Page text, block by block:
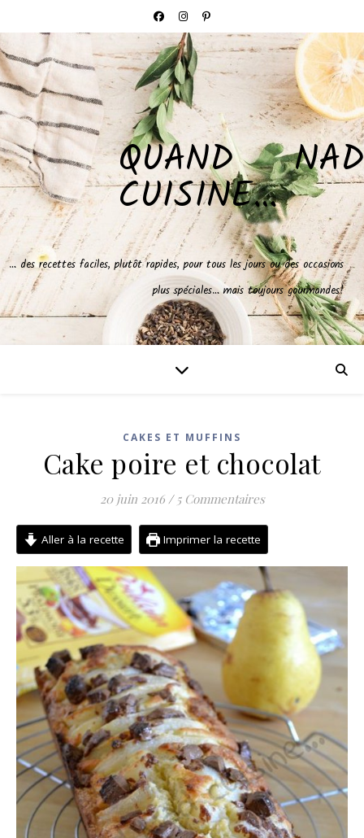
QUAND NAD
CUISINE…
… des recettes faciles, plutôt rapides, pour tous les jours ou des occasions
plus spéciales… mais toujours gourmandes!
CAKES ET MUFFINS
Cake poire et chocolat
20 juin 2016 / 5 Commentaires
Aller à la recette Imprimer la recette